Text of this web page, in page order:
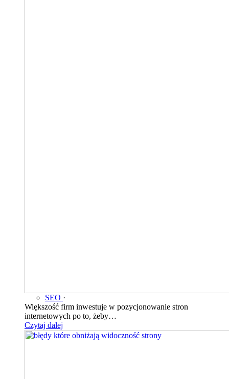
SEO ·
Większość firm inwestuje w pozycjonowanie stron
internetowych po to, żeby…
Czytaj dalej